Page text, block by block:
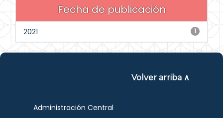
Fecha de publicación
1
2021
Volver arriba ∧
Administración Central